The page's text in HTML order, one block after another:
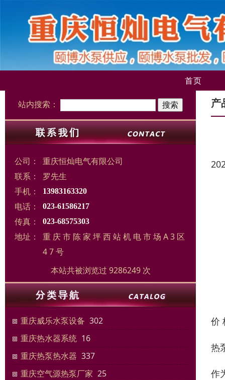
首页
站内搜索：
公司：
重庆恒灿电气有限公司
联系：
罗先生
手机：
13983163320
电话： 023-61586217
传真： 023-68575303
地址：
重 庆 市 陈 家 坪 西 站 机 电 市 场 A 3 区
4 7 号
本站共被浏览过 9286249 次
重庆威乐水泵设备 302
重庆热水器系统 16
重庆热泵热水器 337
重庆空气源热泵厂家 25
产
价
热
作